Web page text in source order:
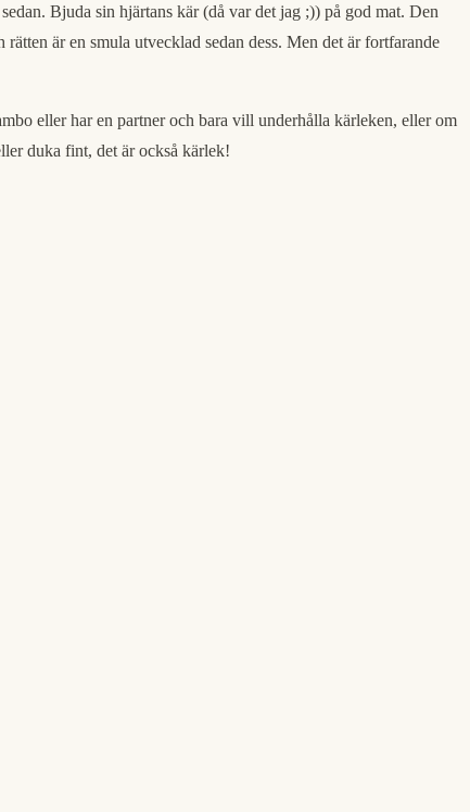
Bjuda sin hjärtans kär (då var det jag ;)) på god mat. Den
är en smula utvecklad sedan dess. Men det är fortfarande
eller har en partner och bara vill underhålla kärleken, eller om
duka fint, det är också kärlek!